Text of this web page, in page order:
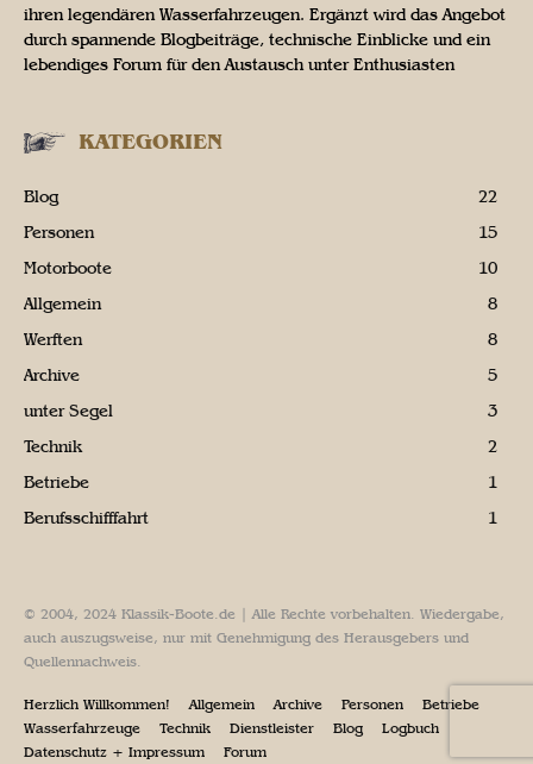
ihren legendären Wasserfahrzeugen. Ergänzt wird das Angebot
durch spannende Blogbeiträge, technische Einblicke und ein
lebendiges Forum für den Austausch unter Enthusiasten
KATEGORIEN
Blog
22
Personen
15
Motorboote
10
Allgemein
8
Werften
8
Archive
5
unter Segel
3
Technik
2
Betriebe
1
Berufsschifffahrt
1
© 2004, 2024 Klassik-Boote.de | Alle Rechte vorbehalten. Wiedergabe,
auch auszugsweise, nur mit Genehmigung des Herausgebers und
Quellennachweis.
Herzlich Willkommen! Allgemein Archive Personen
Betriebe
Wasserfahrzeuge
Technik Dienstleister Blog
Logbuch
Datenschutz + Impressum
Forum